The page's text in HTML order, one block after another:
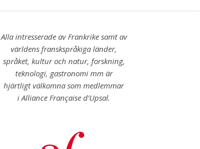
Alla intresserade av Frankrike samt av
världens franskspråkiga länder,
språket, kultur och natur, forskning,
teknologi, gastronomi mm är
hjärtligt välkomna som medlemmar
i Alliance Française d’Upsal.